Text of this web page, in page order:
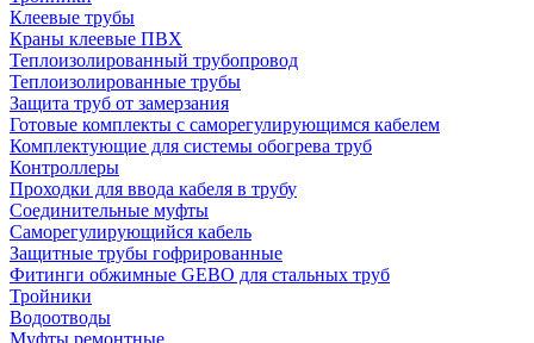
Клеевые трубы
Краны клеевые ПВХ
Теплоизолированный трубопровод
Теплоизолированные трубы
Защита труб от замерзания
Готовые комплекты с саморегулирующимся кабелем
Комплектующие для системы обогрева труб
Контроллеры
Проходки для ввода кабеля в трубу
Соединительные муфты
Саморегулирующийся кабель
Защитные трубы гофрированные
Фитинги обжимные GEBO для стальных труб
Тройники
Водоотводы
Муфты ремонтные